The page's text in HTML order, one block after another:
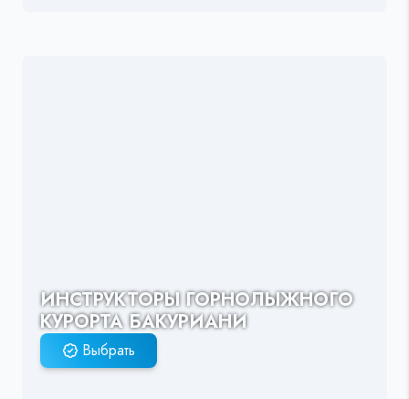
ИНСТРУКТОРЫ ГОРНОЛЫЖНОГО
КУРОРТА БАКУРИАНИ
Выбрать